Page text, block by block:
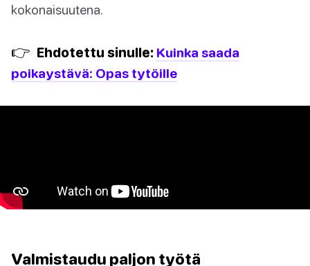
kokonaisuutena.
👉 Ehdotettu sinulle: Kuinka saada
poikaystävä: Opas tytöille
Valmistaudu paljon työtä